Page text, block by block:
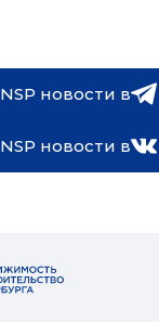
NSP новости в
NSP новости в